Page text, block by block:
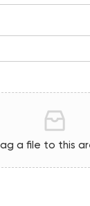
a file to this